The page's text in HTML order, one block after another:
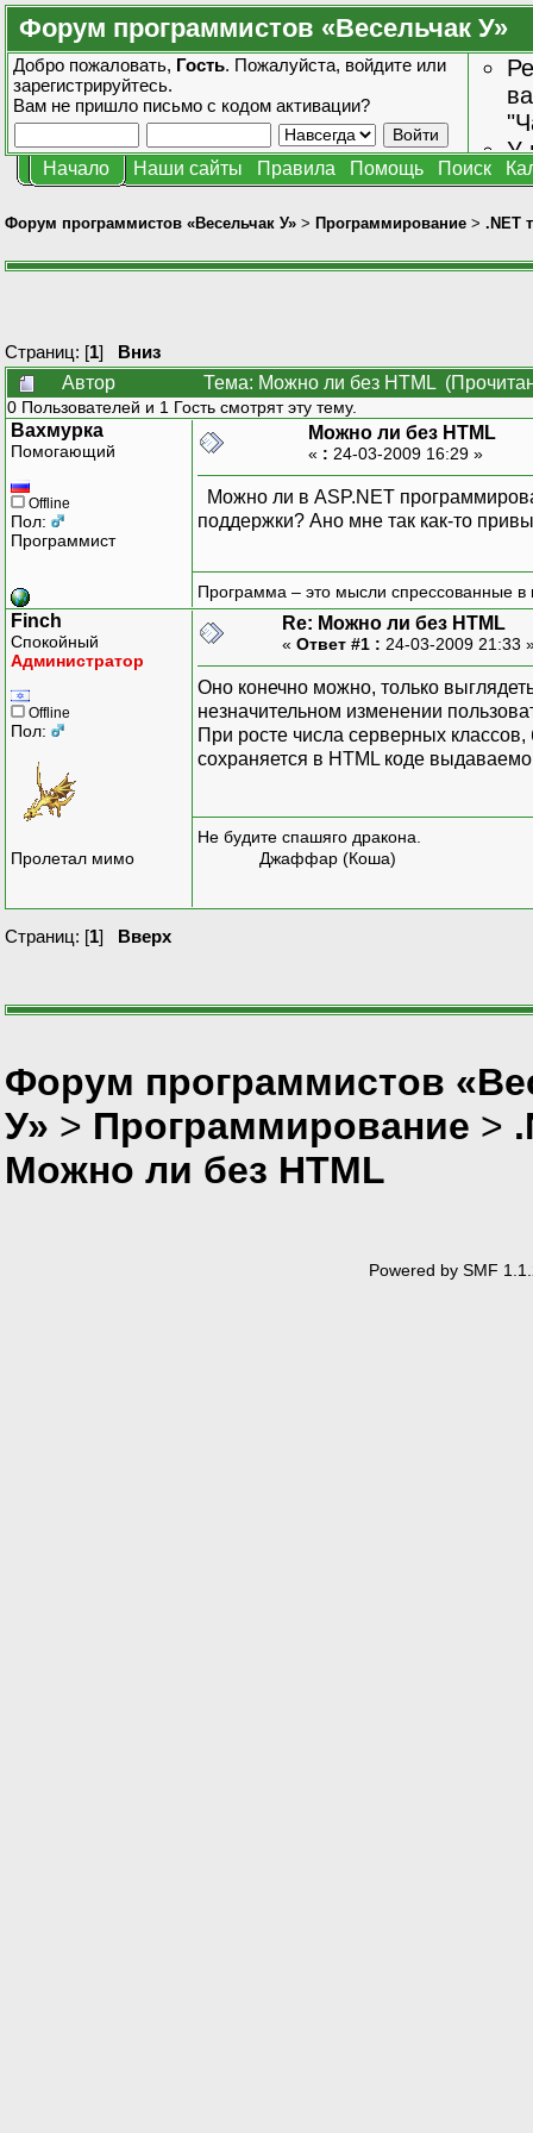
Форум программистов «Весельчак У»
Добро пожаловать, Гость. Пожалуйста, войдите или
зарегистрируйтесь.
Вам не пришло письмо с кодом активации?
У
Начало Наши сайты Правила Помощь Поиск
Форум программистов «Весельчак У» > Программирование > .NET
Страниц: [1] Вниз
Автор
Тема: Можно ли без HTML
0 Пользователей и 1 Гость смотрят эту тему.
Вахмурка
Помогающий
Offline
Пол:
Программист
Можно ли без HTML
« : 24-03-2009 16:29 »
Можно ли в ASP.NET
поддержки? Ано мне так как-то
Программа – это мысли спрессованные в
Finch
Спокойный
Администратор
Offline
Пол:
Пролетал мимо
Re: Можно ли без HTML
« Ответ #1 : 24-03-2009 21:33
Оно конечно можно, только
незначительном изменении
При росте числа серверных классов,
сохраняется в HTML коде
Не будите спашяго дракона.
Джаффар (Коша)
Страниц: [1] Вверх
Форум программистов
У» > Программирование >
Можно ли без HTML
Powered by SMF